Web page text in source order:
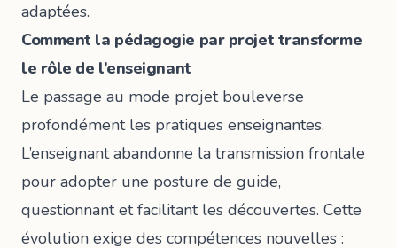
adaptées.
Comment la pédagogie par projet transforme
le rôle de l’enseignant
Le passage au mode projet bouleverse
profondément les pratiques enseignantes.
L’enseignant abandonne la transmission frontale
pour adopter une posture de guide,
questionnant et facilitant les découvertes. Cette
évolution exige des compétences nouvelles :